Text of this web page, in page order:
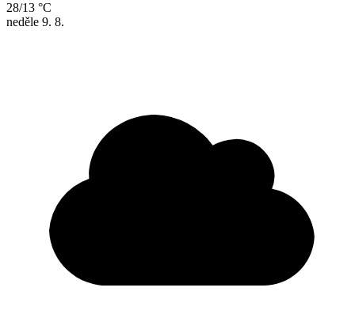
28/13 °C
neděle 9. 8.